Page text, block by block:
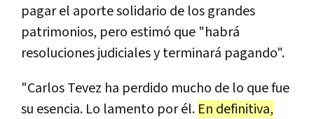
pagar el aporte solidario de los grandes
patrimonios, pero estimó que "habrá
resoluciones judiciales y terminará pagando".
"Carlos Tevez ha perdido mucho de lo que fue
su esencia. Lo lamento por él. En definitiva,